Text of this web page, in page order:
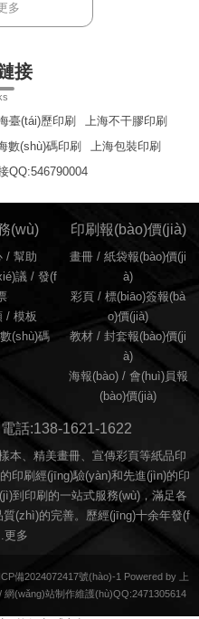
多
接
臺(tái)歷印刷
上海不干膠印刷
數(shù)碼印刷
上海包裝印刷
QQ:546790004
(wù)
/ 幫助
議/ 發(f
/ 模板
數(shù)碼
印刷報(bào)價(jià)
畫冊 /紙袋報(bào)價(ji
à)
彩頁 /標(biāo)簽報(bà
o)價(jià)
教材 /封套報(bào)價(ji
à)
海報(bào)/ 會(huì)員報
(bào)價(jià)
話:138-1621-1622
、精美畫冊、宣傳彩頁等紙品印
印刷經(jīng)驗(yàn)和先進(jìn)的印
到印刷的一站式服務(wù)，滿足各
的完善。歷經(jīng)十余年發(f
更多
備2024072417號(hào)-1 Powered by 上
/ 網(wǎng)站制作維護(hù)QQ:2471305614